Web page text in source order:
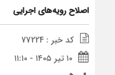
اصلاح رویه‌های اجرایی
کد خبر : 77224
۱۰ تیر ۱۴۰۵ - ۱۱:۱۰